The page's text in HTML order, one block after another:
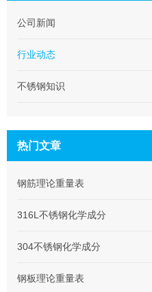
公司新闻
行业动态
不锈钢知识
热门文章
钢筋理论重量表
316L不锈钢化学成分
304不锈钢化学成分
钢板理论重量表